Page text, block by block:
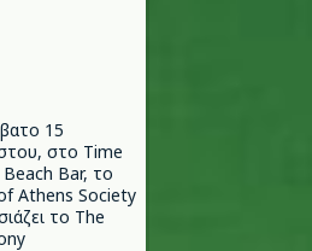
15
στο Time
Bar, το
Athens Society
το The